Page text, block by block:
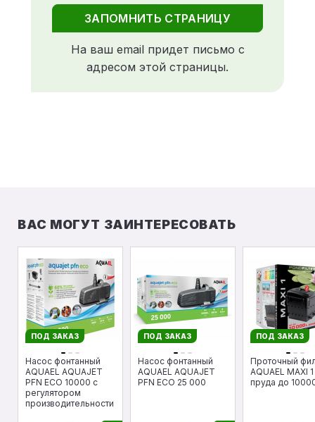
ЗАПОМНИТЬ СТРАНИЦУ
На ваш email придет письмо с
адресом этой страницы.
ВАС МОГУТ ЗАИНТЕРЕСОВАТЬ
ПОД ЗАКАЗ
Насос фонтанный
AQUAEL AQUAJET
PFN ECO 10000 с
регулятором
производительности
ПОД ЗАКАЗ
Насос фонтанный
AQUAEL AQUAJET
PFN ECO 25 000
ПОД ЗАКАЗ
Проточный
AQUAEL MAXI
пруда до